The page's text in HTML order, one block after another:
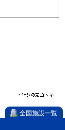
の利用者と、地
頭へ
全国施設一覧